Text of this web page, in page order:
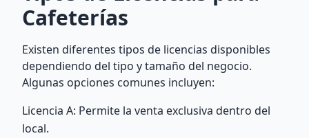
Cafeterías
Existen diferentes tipos de licencias disponibles
dependiendo del tipo y tamaño del negocio.
Algunas opciones comunes incluyen:
Licencia A: Permite la venta exclusiva dentro del
local.